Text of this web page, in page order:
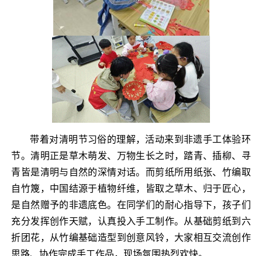
带着对清明节习俗的理解，活动来到非遗手工体验环
节。清明正是草木萌发、万物生长之时，踏青、插柳、寻
青皆是清明与自然的深情对话。而剪纸所用纸张、竹编取
自竹篾，中国结源于植物纤维，皆取之草木、归于匠心，
是自然赠予的非遗底色。在同学们的耐心指导下，孩子们
充分发挥创作天赋，认真投入手工制作。从基础剪纸到六
折团花，从竹编基础造型到创意风铃，大家相互交流创作